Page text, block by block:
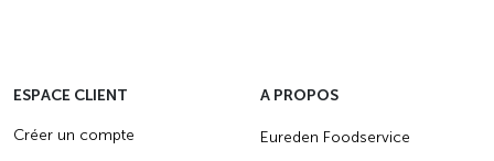
ESPACE CLIENT
Créer un compte
A PROPOS
Eureden Foodservice